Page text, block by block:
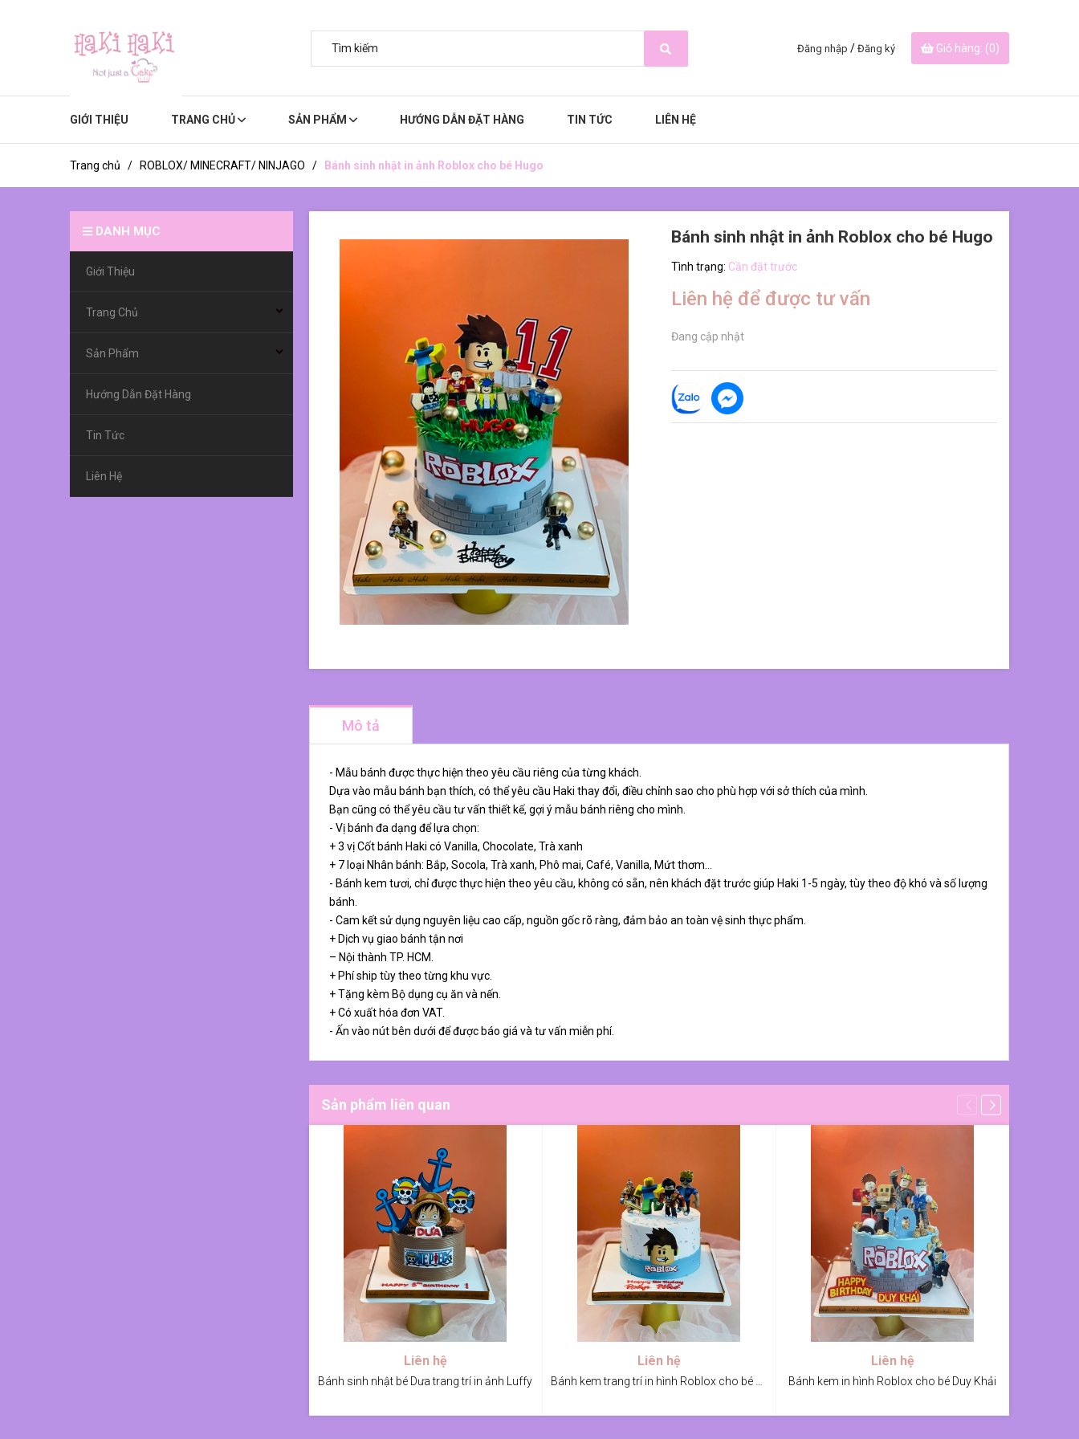
Đăng nhập / Đăng ký Giỏ hàng: (0)
GIỚI THIỆU TRANG CHỦ SẢN PHẨM HƯỚNG DẪN ĐẶT HÀNG TIN TỨC LIÊN HỆ
Trang chủ / ROBLOX/ MINECRAFT/ NINJAGO / Bánh sinh nhật in ảnh Roblox cho bé Hugo
Bánh sinh nhật in ảnh Roblox cho bé Hugo
Tình trạng: Cần đặt trước
Liên hệ để được tư vấn
Đang cập nhật
Mô tả
- Mẫu bánh được thực hiện theo yêu cầu riêng của từng khách.
Dựa vào mẫu bánh bạn thích, có thể yêu cầu Haki thay đổi, điều chỉnh sao cho phù hợp với sở thích của mình.
Bạn cũng có thể yêu cầu tư vấn thiết kế, gợi ý mẫu bánh riêng cho mình.
- Vị bánh đa dạng để lựa chọn:
+ 3 vị Cốt bánh Haki có Vanilla, Chocolate, Trà xanh
+ 7 loại Nhân bánh: Bắp, Socola, Trà xanh, Phô mai, Café, Vanilla, Mứt thơm…
- Bánh kem tươi, chỉ được thực hiện theo yêu cầu, không có sẵn, nên khách đặt trước giúp Haki 1-5 ngày, tùy theo độ khó và số lượng
bánh.
- Cam kết sử dụng nguyên liệu cao cấp, nguồn gốc rõ ràng, đảm bảo an toàn vệ sinh thực phẩm.
+ Dịch vụ giao bánh tận nơi
– Nội thành TP. HCM.
+ Phí ship tùy theo từng khu vực.
+ Tặng kèm Bộ dụng cụ ăn và nến.
+ Có xuất hóa đơn VAT.
- Ấn vào nút bên dưới để được báo giá và tư vấn miễn phí.
Sản phẩm liên quan
Liên hệ
Bánh sinh nhật bé Dưa trang trí in ảnh Luffy
Liên hệ Liên hệ
Bánh kem in hình Roblox cho bé Duy Khải
DANH MỤC
Giới Thiệu
Trang Chủ
Sản Phẩm
Hướng Dẫn Đặt Hàng
Tin Tức
Liên Hệ